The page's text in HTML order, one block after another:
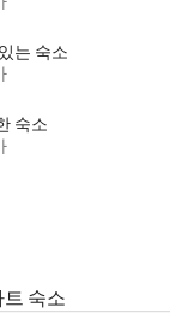
는 숙소
숙소
숙소